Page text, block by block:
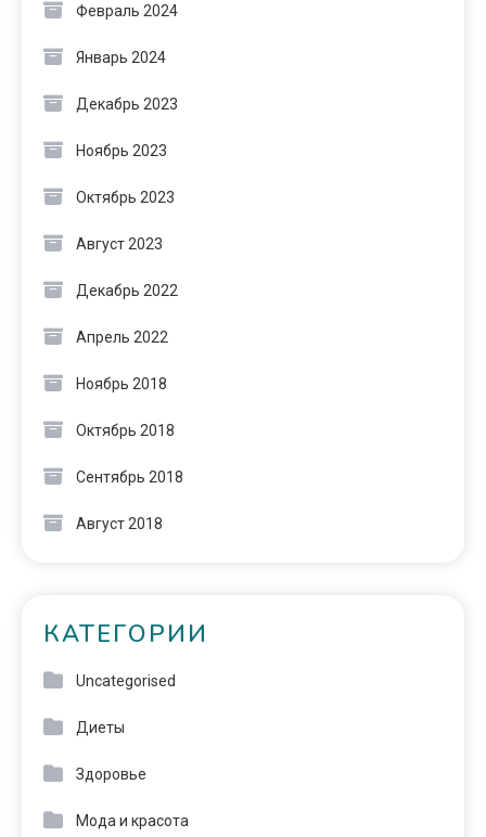
Февраль 2024
Январь 2024
Декабрь 2023
Ноябрь 2023
Октябрь 2023
Август 2023
Декабрь 2022
Апрель 2022
Ноябрь 2018
Октябрь 2018
Сентябрь 2018
Август 2018
КАТЕГОРИИ
Uncategorised
Диеты
Здоровье
Мода и красота